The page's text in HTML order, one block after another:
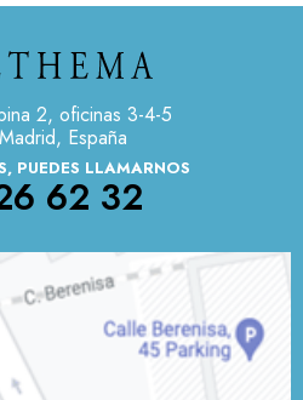
2, oficinas 3-4-5
España
PUEDES LLAMARNOS
62 32